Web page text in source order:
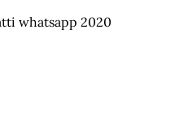
whatsapp 2020